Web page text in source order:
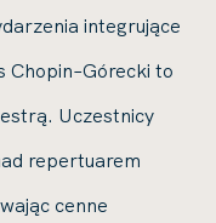
integrujące
Chopin–Górecki to
Uczestnicy
repertuarem
cenne